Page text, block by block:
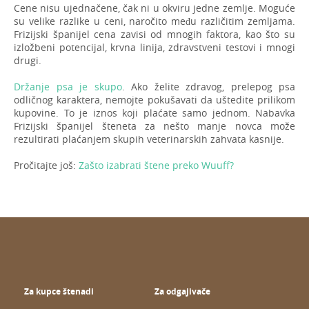
Cene nisu ujednačene, čak ni u okviru jedne zemlje. Moguće
su velike razlike u ceni, naročito među različitim zemljama.
Frizijski španijel cena zavisi od mnogih faktora, kao što su
izložbeni potencijal, krvna linija, zdravstveni testovi i mnogi
drugi.
Držanje psa je skupo. Ako želite zdravog, prelepog psa
odličnog karaktera, nemojte pokušavati da uštedite prilikom
kupovine. To je iznos koji plaćate samo jednom. Nabavka
Frizijski španijel šteneta za nešto manje novca može
rezultirati plaćanjem skupih veterinarskih zahvata kasnije.
Pročitajte još: Zašto izabrati štene preko Wuuff?
Za kupce štenadi Za odgajivače